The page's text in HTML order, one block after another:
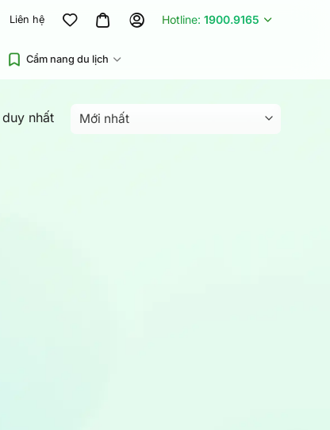
Liên hệ Hotline: 1900.9165
Cẩm nang du lịch
nhất